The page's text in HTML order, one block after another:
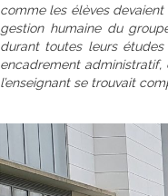
comme les élèves
gestion humaine du
durant toutes leurs
encadrement
l’enseignant se trouvait